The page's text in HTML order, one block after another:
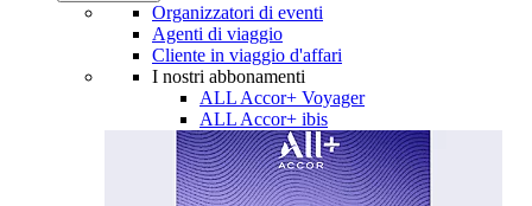
Organizzatori di eventi
Agenti di viaggio
Cliente in viaggio d'affari
I nostri abbonamenti
ALL Accor+ Voyager
ALL Accor+ ibis